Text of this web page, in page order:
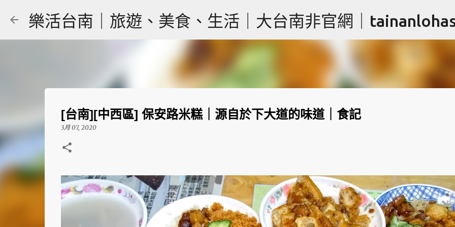
跳到主要內容
樂活台南｜旅遊、美食、生活｜大台南非官網｜
[台南][中西區] 保安路米糕｜源自於下大道的味道｜食記
3月 07, 2020